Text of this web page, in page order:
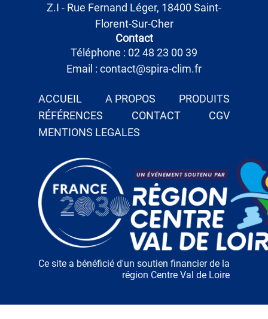
Z.I - Rue Fernand Léger, 18400 Saint-
Florent-Sur-Cher
Contact
Téléphone : 02 48 23 00 39
Email : contact@spira-clim.fr
ACCUEIL A PROPOS
PRODUITS
RÉFÉRENCES
CONTACT
CGV
MENTIONS LEGALES
Ce site a bénéficié d'un soutien financier de la
région Centre Val de Loire